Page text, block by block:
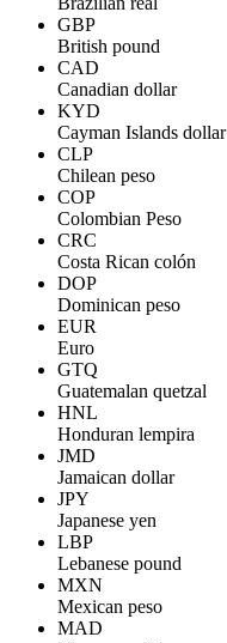
GBP
British pound
CAD
Canadian dollar
KYD
Cayman Islands dollar
CLP
Chilean peso
COP
Colombian Peso
CRC
Costa Rican colón
DOP
Dominican peso
EUR
Euro
GTQ
Guatemalan quetzal
HNL
Honduran lempira
JMD
Jamaican dollar
JPY
Japanese yen
LBP
Lebanese pound
MXN
Mexican peso
MAD